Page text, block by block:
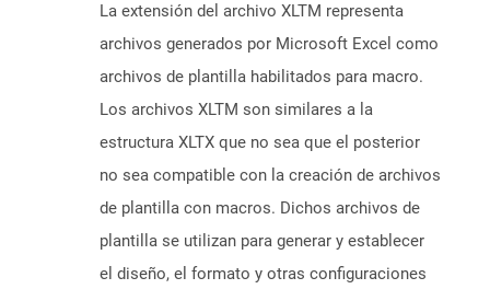
La extensión del archivo XLTM representa
archivos generados por Microsoft Excel como
archivos de plantilla habilitados para macro.
Los archivos XLTM son similares a la
estructura XLTX que no sea que el posterior
no sea compatible con la creación de archivos
de plantilla con macros. Dichos archivos de
plantilla se utilizan para generar y establecer
el diseño, el formato y otras configuraciones